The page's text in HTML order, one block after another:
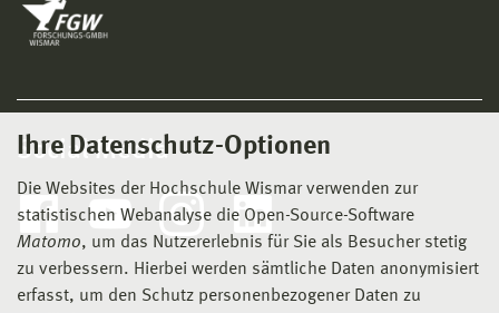
Ihre Datenschutz-Optionen
Die Websites der Hochschule Wismar verwenden zur
statistischen Webanalyse die Open-Source-Software
Matomo, um das Nutzererlebnis für Sie als Besucher stetig
zu verbessern. Hierbei werden sämtliche Daten anonymisiert
erfasst, um den Schutz personenbezogener Daten zu
Social Media